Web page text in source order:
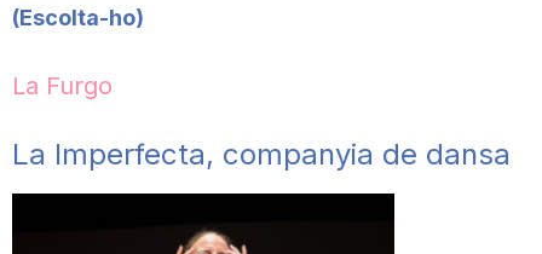
(Escolta-ho)
La Furgo
La Imperfecta, companyia de dansa